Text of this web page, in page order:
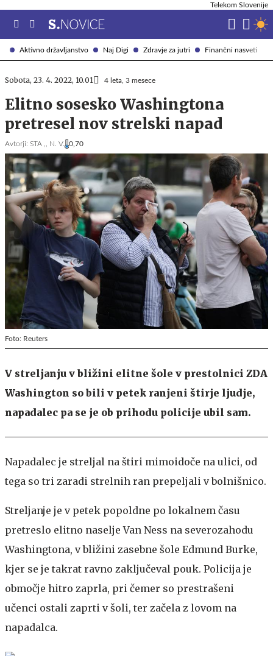
Aktivno državljanstvo Naj Digi Zdravje za jutri Finančni nasveti
Telekom Slovenije
Sobota, 23. 4. 2022, 10.01 4 leta, 3 mesece
Elitno sosesko Washingtona
pretresel nov strelski napad
Avtorji: STA ,, N. V. 0,70
Foto: Reuters
V streljanju v bližini elitne šole v prestolnici ZDA
Washington so bili v petek ranjeni štirje ljudje,
napadalec pa se je ob prihodu policije ubil sam.
Napadalec je streljal na štiri mimoidoče na ulici, od
tega so tri zaradi strelnih ran prepeljali v bolnišnico.
Streljanje je v petek popoldne po lokalnem času
pretreslo elitno naselje Van Ness na severozahodu
Washingtona, v bližini zasebne šole Edmund Burke,
kjer se je takrat ravno zaključeval pouk. Policija je
območje hitro zaprla, pri čemer so prestrašeni
učenci ostali zaprti v šoli, ter začela z lovom na
napadalca.